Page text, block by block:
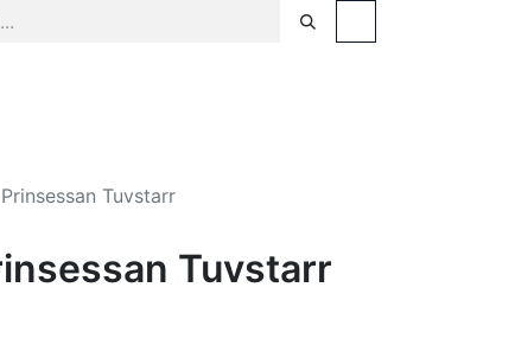
Tuvstarr
Tuvstarr